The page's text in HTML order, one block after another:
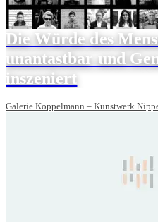
Die Würde des
unantastbar und
inszeniert
Galerie Koppelmann – Kunstwerk